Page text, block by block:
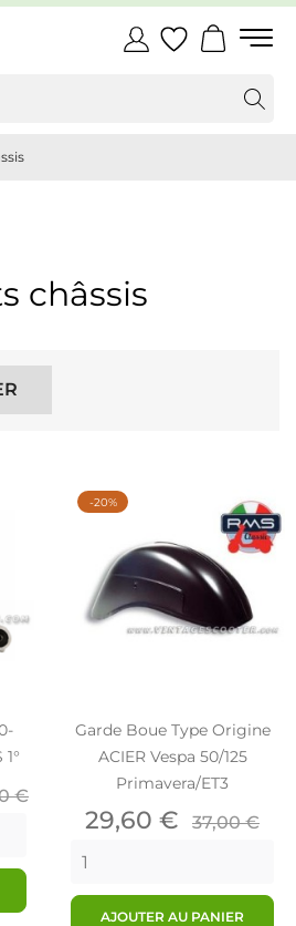
châssis
€
Garde Boue Type Origine
ACIER Vespa 50/125
Primavera/ET3
Prix
29,60 € Prix
37,00 €
AJOUTER AU PANIER
-20%